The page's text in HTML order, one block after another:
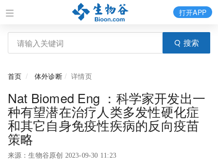
搜索
打开APP
首页 体外诊断 详情页
Nat Biomed Eng ：科学家开发出一
种有望潜在治疗人类多发性硬化症
和其它自身免疫性疾病的反向疫苗
策略
来源：生物谷原创 2023-09-30 11:23